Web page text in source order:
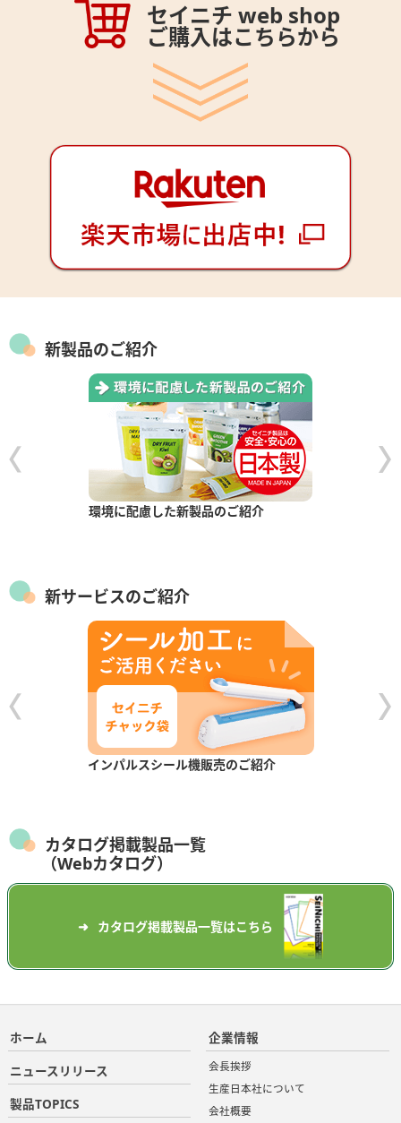
セイニチ web shop
ご購入はこちらから
新製品のご紹介
環境に配慮した新製品のご紹介
新サービスのご紹介
インパルスシール機販売のご紹介
カタログ掲載製品一覧
（Webカタログ）
カタログ掲載製品一覧はこちら
ホーム
ニュースリリース
製品TOPICS
企業情報
会長挨拶
生産日本社について
会社概要